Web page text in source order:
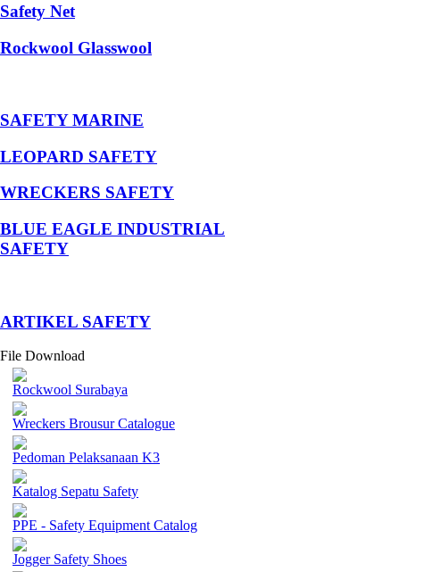
Safety Net
Rockwool Glasswool
SAFETY MARINE
LEOPARD SAFETY
WRECKERS SAFETY
BLUE EAGLE INDUSTRIAL
SAFETY
­ARTIKEL SAFETY
File Download
Rockwool Surabaya
Wreckers Brousur Catalogue
Pedoman Pelaksanaan K3
Katalog Sepatu Safety
PPE - Safety Equipment Catalog
Jogger Safety Shoes